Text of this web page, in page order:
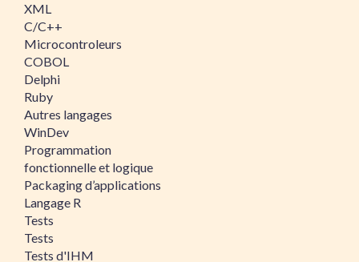
XML
C/C++
Microcontroleurs
COBOL
Delphi
Ruby
Autres langages
WinDev
Programmation
fonctionnelle et logique
Packaging d’applications
Langage R
Tests
Tests
Tests d'IHM